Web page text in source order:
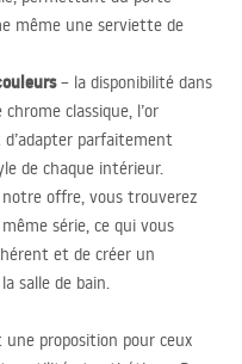
même une serviette de
– la disponibilité dans
classique, l’or
parfaitement
de chaque intérieur.
offre, vous trouverez
série, ce qui vous
et de créer un
salle de bain.
proposition pour ceux